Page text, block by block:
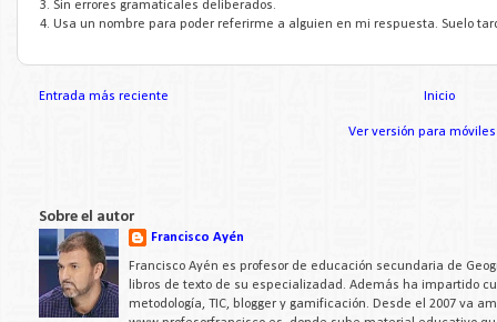
3. Sin errores gramaticales deliberados.
4. Usa un nombre para poder referirme a alguien en mi respuesta. Suelo
Entrada más reciente Inicio
Ver versión para móviles
Sobre el autor
Francisco Ayén
Francisco Ayén es profesor de educación secundaria de
libros de texto de su especializadad. Además ha impartido
metodología, TIC, blogger y gamificación. Desde el 2007 va